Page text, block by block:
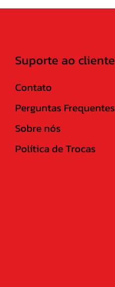
Suporte ao cliente
Contato
Perguntas Frequentes
Sobre nós
Política de Trocas